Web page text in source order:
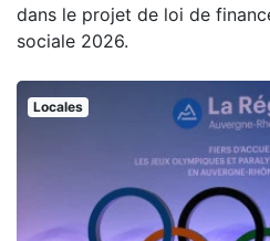
dans le projet de loi de
sociale 2026.
Locales